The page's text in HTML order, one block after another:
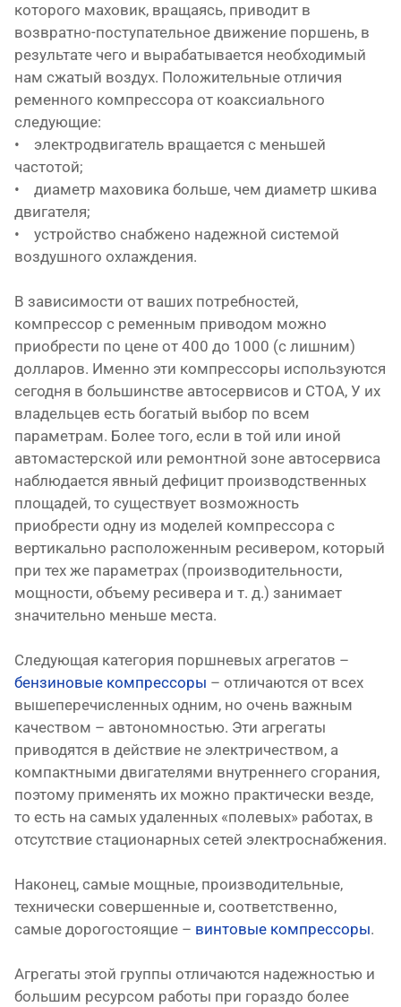
которого маховик, вращаясь, приводит в
возвратно-поступательное движение поршень, в
результате чего и вырабатывается необходимый
нам сжатый воздух. Положительные отличия
ременного компрессора от коаксиального
следующие:
• электродвигатель вращается с меньшей
частотой;
• диаметр маховика больше, чем диаметр шкива
двигателя;
• устройство снабжено надежной системой
воздушного охлаждения.
В зависимости от ваших потребностей,
компрессор с ременным приводом можно
приобрести по цене от 400 до 1000 (с лишним)
долларов. Именно эти компрессоры используются
сегодня в большинстве автосервисов и СТОА, У их
владельцев есть богатый выбор по всем
параметрам. Более того, если в той или иной
автомастерской или ремонтной зоне автосервиса
наблюдается явный дефицит производственных
площадей, то существует возможность
приобрести одну из моделей компрессора с
вертикально расположенным ресивером, который
при тех же параметрах (производительности,
мощности, объему ресивера и т. д.) занимает
значительно меньше места.
Следующая категория поршневых агрегатов –
бензиновые компрессоры – отличаются от всех
вышеперечисленных одним, но очень важным
качеством – автономностью. Эти агрегаты
приводятся в действие не электричеством, а
компактными двигателями внутреннего сгорания,
поэтому применять их можно практически везде,
то есть на самых удаленных «полевых» работах, в
отсутствие стационарных сетей электроснабжения.
Наконец, самые мощные, производительные,
технически совершенные и, соответственно,
самые дорогостоящие – винтовые компрессоры.
Агрегаты этой группы отличаются надежностью и
большим ресурсом работы при гораздо более